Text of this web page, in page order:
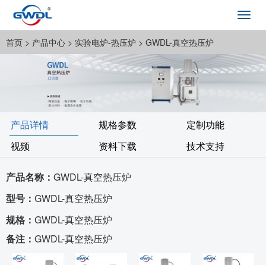
首页 > 产品中心 > 实验电炉-热压炉 > GWDL-真空热压炉
产品详情 规格参数
定制功能
视频
资料下载 技术支持
产品名称： GWDL-真空热压炉
型号： GWDL-真空热压炉
规格： GWDL-真空热压炉
备注： GWDL-真空热压炉